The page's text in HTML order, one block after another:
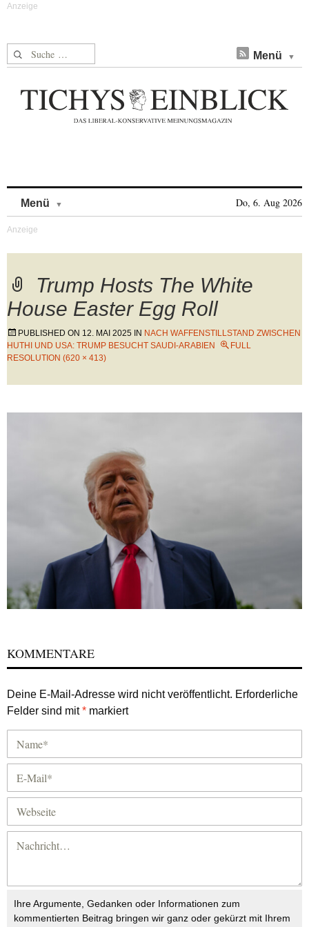
Suche nach: Menü
Menü Do, 6. Aug 2026
Trump Hosts The White
House Easter Egg Roll
PUBLISHED ON 12. MAI 2025 IN NACH WAFFENSTILLSTAND ZWISCHEN
HUTHI UND USA: TRUMP BESUCHT SAUDI-ARABIEN
FULL
RESOLUTION (620 × 413)
KOMMENTARE
Deine E-Mail-Adresse wird nicht veröffentlicht. Erforderliche
Felder sind mit* markiert
Ihre Argumente, Gedanken oder Informationen zum
kommentierten Beitrag bringen wir ganz oder gekürzt mit Ihrem